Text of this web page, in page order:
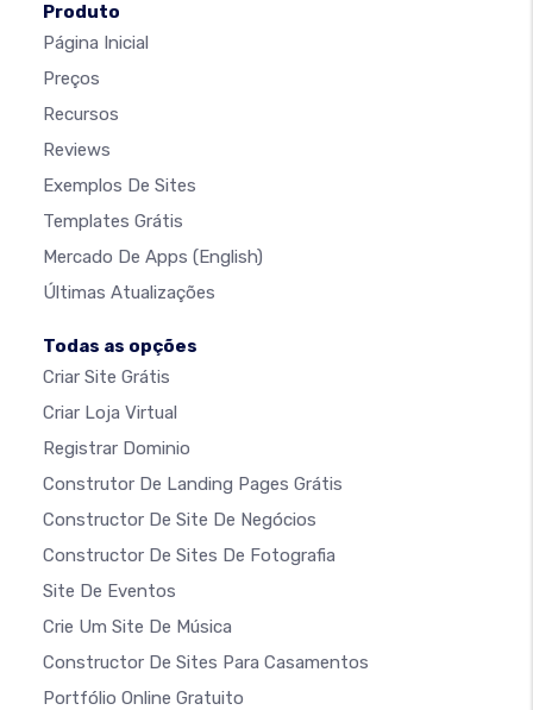
Produto
Página Inicial
Preços
Recursos
Reviews
Exemplos De Sites
Templates Grátis
Mercado De Apps (English)
Últimas Atualizações
Todas as opções
Criar Site Grátis
Criar Loja Virtual
Registrar Dominio
Construtor De Landing Pages Grátis
Constructor De Site De Negócios
Constructor De Sites De Fotografia
Site De Eventos
Crie Um Site De Música
Constructor De Sites Para Casamentos
Portfólio Online Gratuito